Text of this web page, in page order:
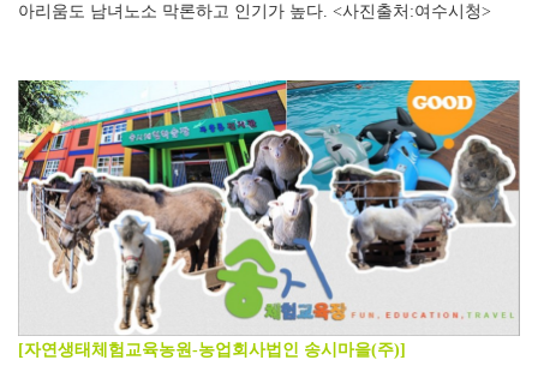
아리움도 남녀노소 막론하고 인기가 높다. <사진출처:여수시청>
[자연생태체험교육농원 -농업회사법인 송시마을(주)]